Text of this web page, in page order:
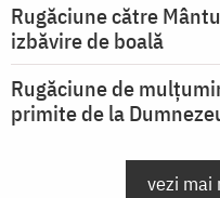
Rugăciune către
izbăvire de boală
Rugăciune de
primite de la
vezi mai